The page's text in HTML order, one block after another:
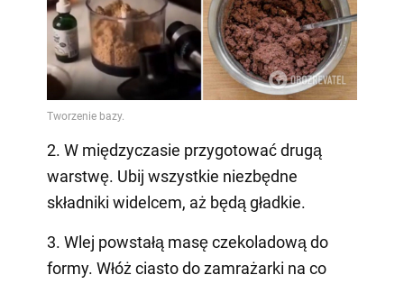
2. W międzyczasie przygotować drugą
warstwę. Ubij wszystkie niezbędne
składniki widelcem, aż będą gładkie.
3. Wlej powstałą masę czekoladową do
formy. Włóż ciasto do zamrażarki na co